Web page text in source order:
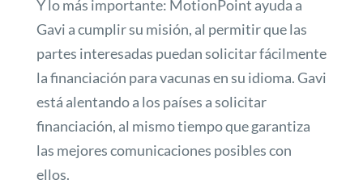
Y lo más importante: MotionPoint ayuda a
Gavi a cumplir su misión, al permitir que las
partes interesadas puedan solicitar fácilmente
la financiación para vacunas en su idioma. Gavi
está alentando a los países a solicitar
financiación, al mismo tiempo que garantiza
las mejores comunicaciones posibles con
ellos.